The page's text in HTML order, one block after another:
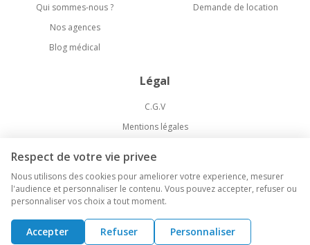
Qui sommes-nous ?
Nos agences
Blog médical
Demande de location
Légal
C.G.V
Mentions légales
Livraison et Retours
Agence web ParisKameo
Respect de votre vie privee
Nous utilisons des cookies pour ameliorer votre experience, mesurer
l'audience et personnaliser le contenu. Vous pouvez accepter, refuser ou
personnaliser vos choix a tout moment.
Accepter Refuser Personnaliser